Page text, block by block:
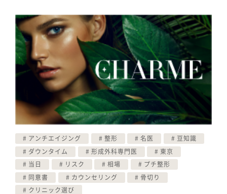
アンチエイジング 整形 名医 豆知識
ダウンタイム 形成外科専門医 東京
当日 リスク 相場 プチ整形
同意書 カウンセリング 骨切り
クリニック選び